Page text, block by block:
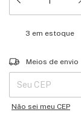
3 em estoque
Entregas para o CEP:
Meios de envio
Não sei meu CEP